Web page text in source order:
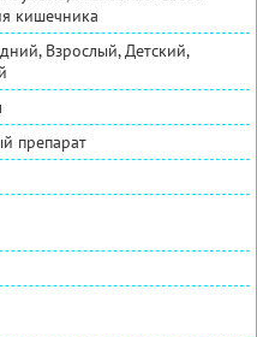
кишечника
Взрослый, Детский,
препарат